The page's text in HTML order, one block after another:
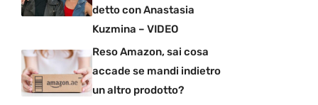
detto con Anastasia
Kuzmina – VIDEO
Reso Amazon, sai cosa
accade se mandi indietro
un altro prodotto?